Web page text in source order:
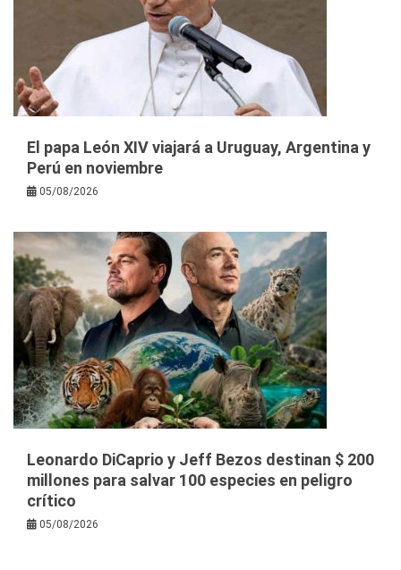
El papa León XIV viajará a Uruguay, Argentina y
Perú en noviembre
05/08/2026
Leonardo DiCaprio y Jeff Bezos destinan $ 200
millones para salvar 100 especies en peligro
crítico
05/08/2026